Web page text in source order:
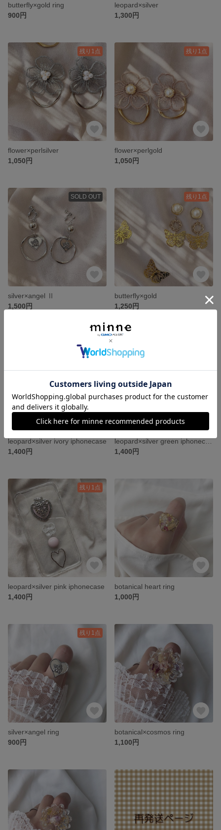
butterfly×gold ring
900円
leopard×silver
1,300円
残り1点
flower×perlsilver
1,050円
残り1点
flower×perlgold
1,050円
SOLD OUT
silver×angel Ⅱ
1,500円
残り1点
butterfly×gold
1,250円
leopard×silver ivory iphonecase
1,400円
1,400円
残り1点
leopard×silver pink iphonecase
1,400円
botanical heart ring
1,000円
残り1点
silver×angel ring
900円
botanical×cosmos ring
1,100円